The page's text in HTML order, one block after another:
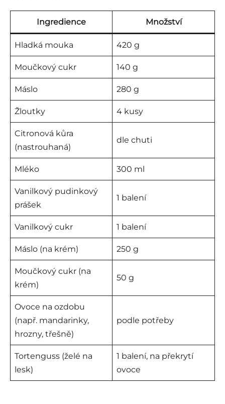
Ingredience Množství
Hladká mouka 420 g
Moučkový cukr 140 g
Máslo 280 g
Žloutky 4 kusy
Citronová kůra
(nastrouhaná)
dle chuti
Mléko 300 ml
Vanilkový pudinkový
prášek
1 balení
Vanilkový cukr 1 balení
Máslo (na krém) 250 g
Moučkový cukr (na
krém)
50 g
Ovoce na ozdobu
(např. mandarinky,
hrozny, třešně)
podle potřeby
Tortenguss (želé na
lesk)
1 balení, na překrytí
ovoce